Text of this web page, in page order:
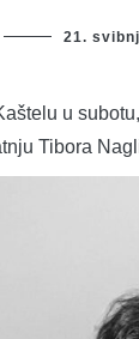
21.
u
Tibora